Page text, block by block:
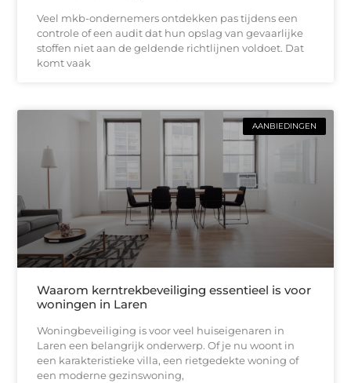
Veel mkb-ondernemers ontdekken pas tijdens een
controle of een audit dat hun opslag van gevaarlijke
stoffen niet aan de geldende richtlijnen voldoet. Dat
komt vaak
AANBIEDINGEN
Waarom kerntrekbeveiliging essentieel is voor
woningen in Laren
Woningbeveiliging is voor veel huiseigenaren in
Laren een belangrijk onderwerp. Of je nu woont in
een karakteristieke villa, een rietgedekte woning of
een moderne gezinswoning,